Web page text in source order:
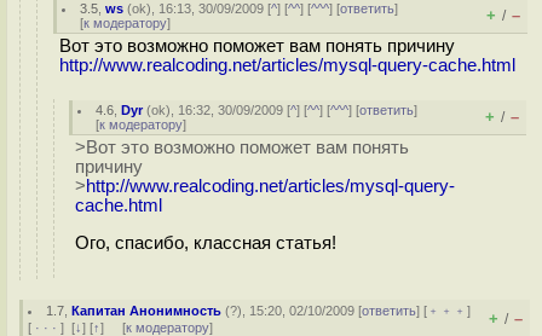
3.5 ,ws (ok), 16:13, 30/09/2009 [^] [^^] [^^^] [ответить]
[к модератору] + / –
Вот это возможно поможет вам понять причину
http://www.realcoding.net/articles/mysql-query-cache.html
4.6 ,Dyr(ok), 16:32, 30/09/2009 [^] [^^] [^^^] [ответить]
[к модератору] + / –
>Вот это возможно поможет вам понять
причину
>http://www.realcoding.net/articles/mysql-query-
cache.html
Ого, спасибо, классная статья!
1.7 ,Капитан Анонимность (?), 15:20, 02/10/2009 [ответить] [ ﹢﹢﹢]
[ · · · ] [↓] [↑] [к модератору] + / –